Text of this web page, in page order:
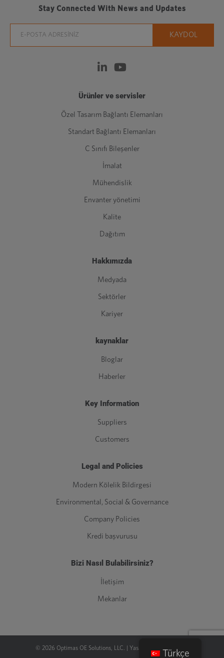
Stay Connected With News and Updates
Ürünler ve servisler
Özel Tasarım Bağlantı Elemanları
Standart Bağlantı Elemanları
C Sınıfı Bileşenler
İmalat
Mühendislik
Envanter yönetimi
Kalite
Dağıtım
Hakkımızda
Medyada
Sektörler
Kariyer
kaynaklar
Bloglar
Haberler
Key Information
Suppliers
Customers
Legal and Policies
Modern Kölelik Bildirgesi
Environmental, Social & Governance
Company Policies
Kredi başvurusu
Bizi Nasıl Bulabilirsiniz?
İletişim
Mekanlar
© 2026 Optimas OE Solutions, LLC. | Yasal Gizlilik Politikası
Türkçe